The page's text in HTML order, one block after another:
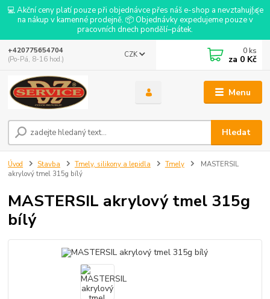
💻 Akční ceny platí pouze při objednávce přes náš e-shop a nevztahují se
na nákup v kamenné prodejně. 📦 Objednávky expedujeme pouze v
pracovních dnech pondělí–pátek.
Menu
CZK
Hledat
+420775654704
(Po-Pá, 8-16 hod.)
0 ks
za 0 Kč
Úvod Stavba Tmely, silikony a lepidla Tmely
MASTERSIL
akrylový tmel 315g bílý
MASTERSIL akrylový tmel 315g
bílý